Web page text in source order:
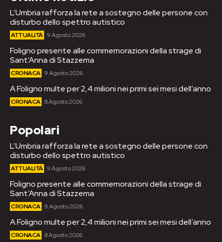
L’Umbria rafforza la rete a sostegno delle persone con
disturbo dello spettro autistico
ATTUALITÀ 9 Agosto 2026
Foligno presente alle commemorazioni della strage di
Sant’Anna di Stazzema
CRONACA 9 Agosto 2026
A Foligno multe per 2,4 milioni nei primi sei mesi dell’anno
CRONACA 8 Agosto 2026
Popolari
L’Umbria rafforza la rete a sostegno delle persone con
disturbo dello spettro autistico
ATTUALITÀ 9 Agosto 2026
Foligno presente alle commemorazioni della strage di
Sant’Anna di Stazzema
CRONACA 9 Agosto 2026
A Foligno multe per 2,4 milioni nei primi sei mesi dell’anno
CRONACA 8 Agosto 2026